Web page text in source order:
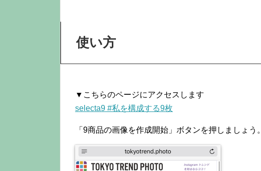
使い方
▼こちらのページにアクセスします
selecta9 #私を構成する9枚
「9商品の画像を作成開始」ボタンを押しましょう。